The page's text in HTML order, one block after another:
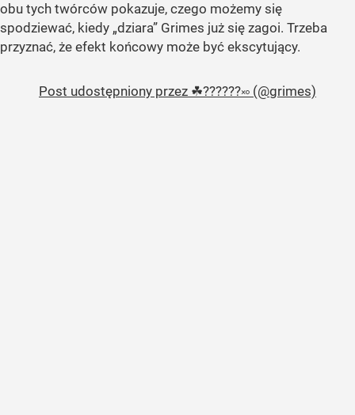
obu tych twórców pokazuje, czego możemy się
spodziewać, kiedy „dziara” Grimes już się zagoi. Trzeba
przyznać, że efekt końcowy może być ekscytujący.
Post udostępniony przez ☘︎??????࿎ (@grimes)